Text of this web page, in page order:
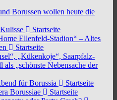
Borussen wollen heute die
Startseite
Ellenfeld-Stadion“ – Altes
Startseite
„Kükenkoje“, Saarpfalz-
„schönste Nebensache der
für Borussia
Startseite
Borussiae
Startseite